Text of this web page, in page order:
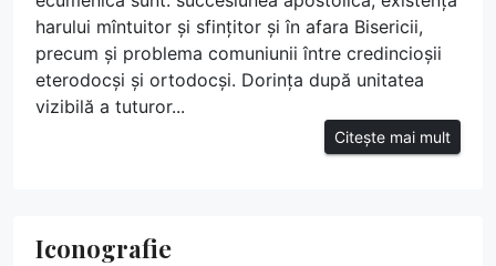
harului mîntuitor și sfințitor și în afara Bisericii,
precum și problema comuniunii între credincioșii
eterodocși și ortodocși. Dorința după unitatea
vizibilă a tuturor...
Citește mai mult
Iconografie